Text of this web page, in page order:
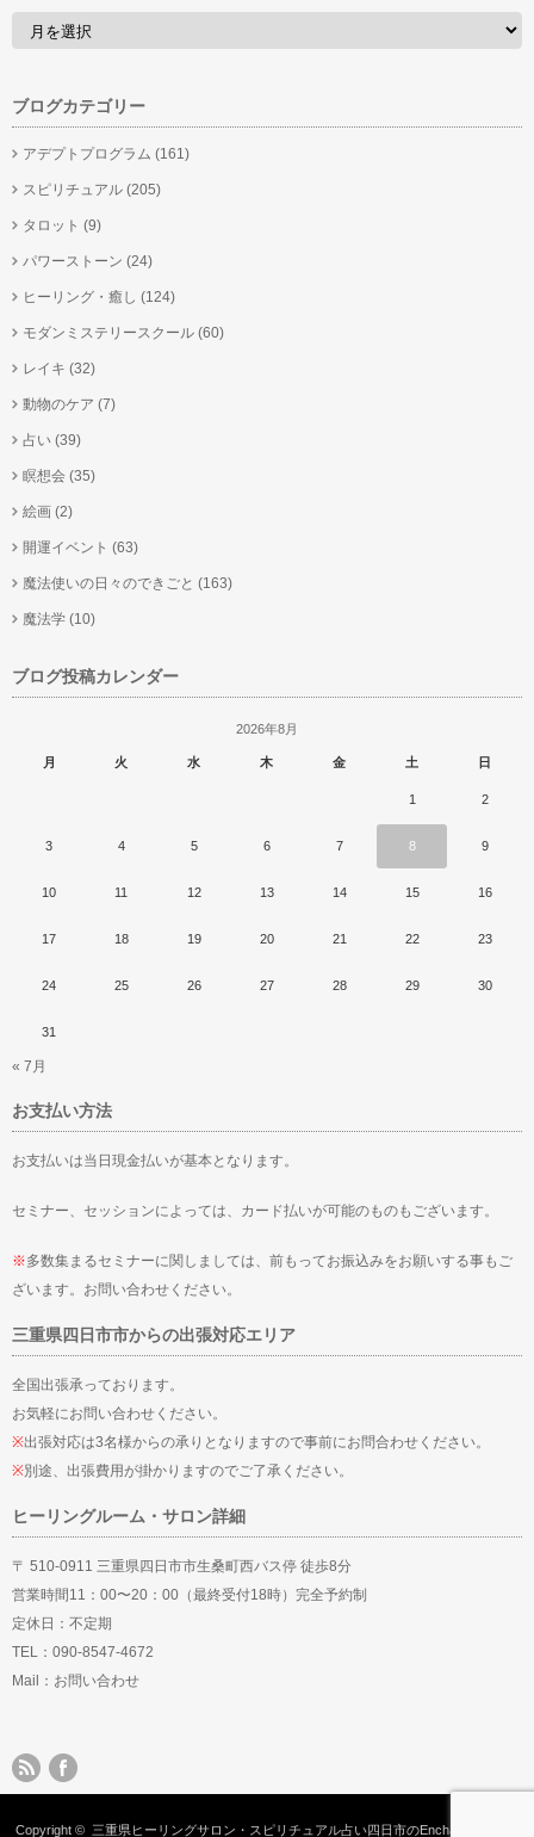
ブログカテゴリー
アデプトプログラム (161)
スピリチュアル (205)
タロット (9)
パワーストーン (24)
ヒーリング・癒し (124)
モダンミステリースクール (60)
レイキ (32)
動物のケア (7)
占い (39)
瞑想会 (35)
絵画 (2)
開運イベント (63)
魔法使いの日々のできごと (163)
魔法学 (10)
ブログ投稿カレンダー
2026年8月
月 火 水 木 金 土 日
1 2
3 4 5 6 7 8 9
10 11 12 13 14 15 16
17 18 19 20 21 22 23
24 25 26 27 28 29 30
31
« 7月
お支払い方法
お支払いは当日現金払いが基本となります。
セミナー、セッションによっては、カード払いが可能のものもございます。
※多数集まるセミナーに関しましては、前もってお振込みをお願いする事もご
ざいます。お問い合わせください。
三重県四日市市からの出張対応エリア
全国出張承っております。
お気軽にお問い合わせください。
※出張対応は3名様からの承りとなりますので事前にお問合わせください。
※別途、出張費用が掛かりますのでご了承ください。
ヒーリングルーム・サロン詳細
〒 510-0911 三重県四日市市生桑町西バス停 徒歩8分
営業時間11：00〜20：00（最終受付18時）完全予約制
定休日：不定期
TEL：090-8547-4672
Mail： お問い合わせ
Copyright © 三重県ヒーリングサロン・スピリチュアル占い四日市のEnchantMent